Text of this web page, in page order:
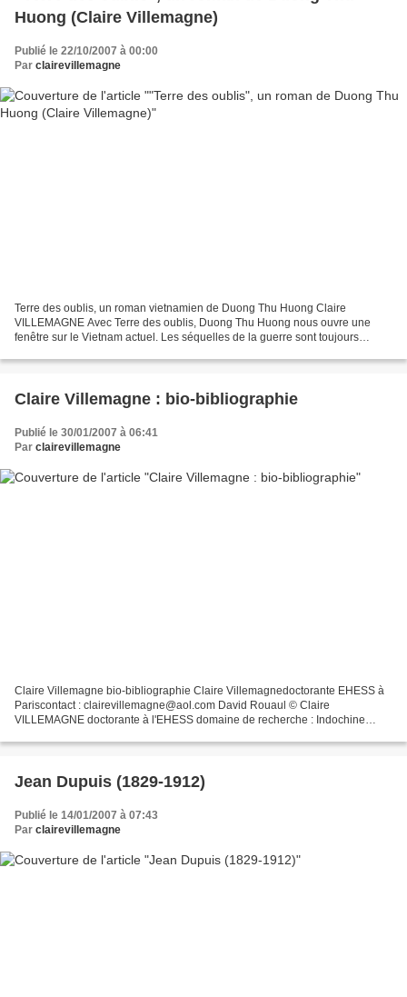
Huong (Claire Villemagne)
Publié le 22/10/2007 à 00:00
Par clairevillemagne
Terre des oublis, un roman vietnamien de Duong Thu Huong Claire
VILLEMAGNE Avec Terre des oublis, Duong Thu Huong nous ouvre une
fenêtre sur le Vietnam actuel. Les séquelles de la guerre sont toujours
Claire Villemagne : bio-bibliographie
Publié le 30/01/2007 à 06:41
Par clairevillemagne
Claire Villemagne bio-bibliographie Claire Villemagnedoctorante EHESS à
Pariscontact : clairevillemagne@aol.com David Rouaul © Claire
VILLEMAGNE doctorante à l'EHESS domaine de recherche : Indochine
Jean Dupuis (1829-1912)
Publié le 14/01/2007 à 07:43
Par clairevillemagne